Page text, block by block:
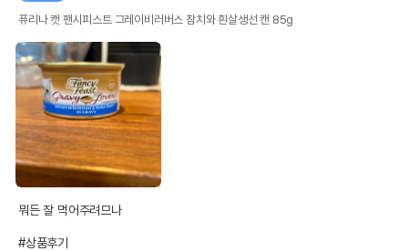
퓨리나 캣 팬시피스트 그레이비러버스 참치와 흰살생선 캔 85g
뭐든 잘 먹어주려므나
#상품후기